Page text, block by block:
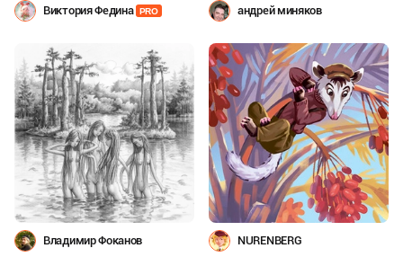
Виктория Федина PRO андрей миняков
Владимир Фоканов NURENBERG